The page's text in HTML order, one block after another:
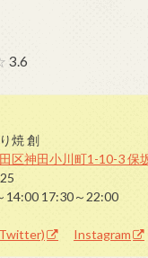
3.6
焼 創
区神田小川町1-10-3 保
14:00 17:30～22:00
Instagram